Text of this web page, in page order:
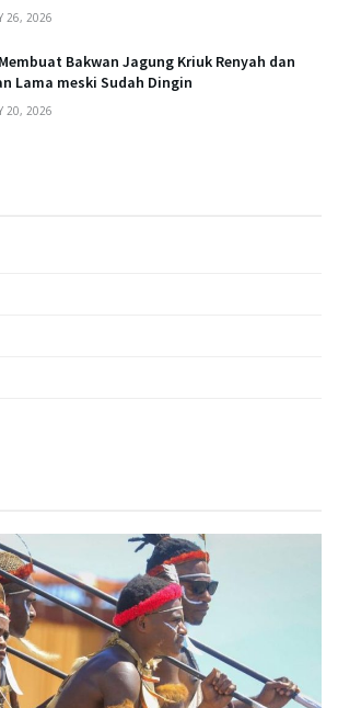
26, 2026
Bakwan Jagung Kriuk Renyah dan
Lama meski Sudah Dingin
20, 2026